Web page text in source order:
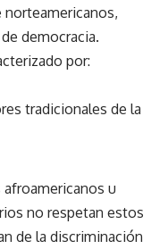
democracia.
por:
tradicionales de la
afroamericanos u
no respetan estos
de la discriminación